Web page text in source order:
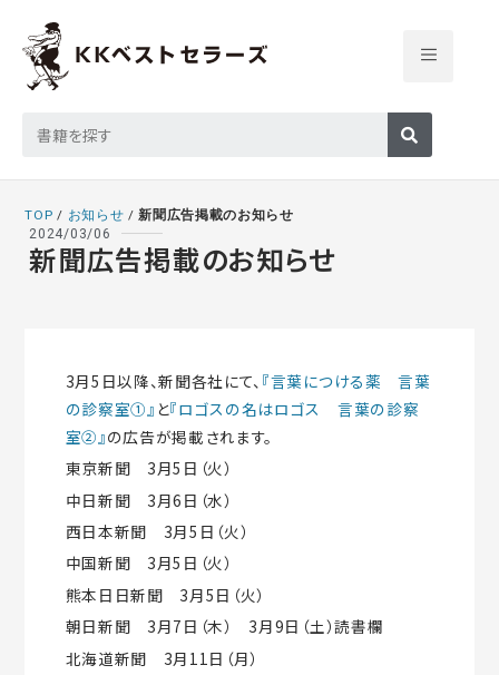
TOP / お知らせ /新聞広告掲載のお知らせ
2024/03/06
新聞広告掲載のお知らせ
3月5日以降、新聞各社にて、 『言葉につける薬 言葉
の診察室①』 と『ロゴスの名はロゴス 言葉の診察
室②』の広告が掲載されます。
東京新聞 3月5日（火）
中日新聞 3月6日（水）
西日本新聞 3月5日（火）
中国新聞 3月5日（火）
熊本日日新聞 3月5日（火）
朝日新聞 3月7日（木） 3月9日（土）読書欄
北海道新聞 3月11日（月）